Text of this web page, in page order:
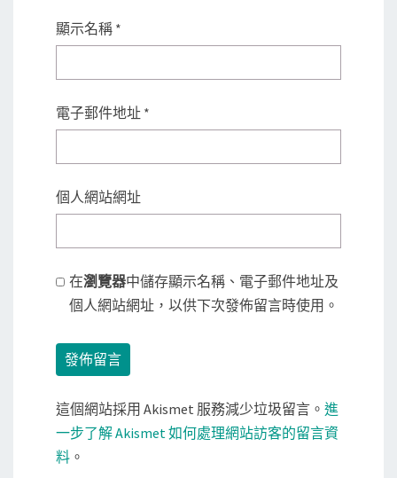
顯示名稱 *
電子郵件地址 *
個人網站網址
在瀏覽器中儲存顯示名稱、電子郵件地址及
個人網站網址，以供下次發佈留言時使用。
這個網站採用 Akismet 服務減少垃圾留言。 進
一步了解 Akismet 如何處理網站訪客的留言資
料 。